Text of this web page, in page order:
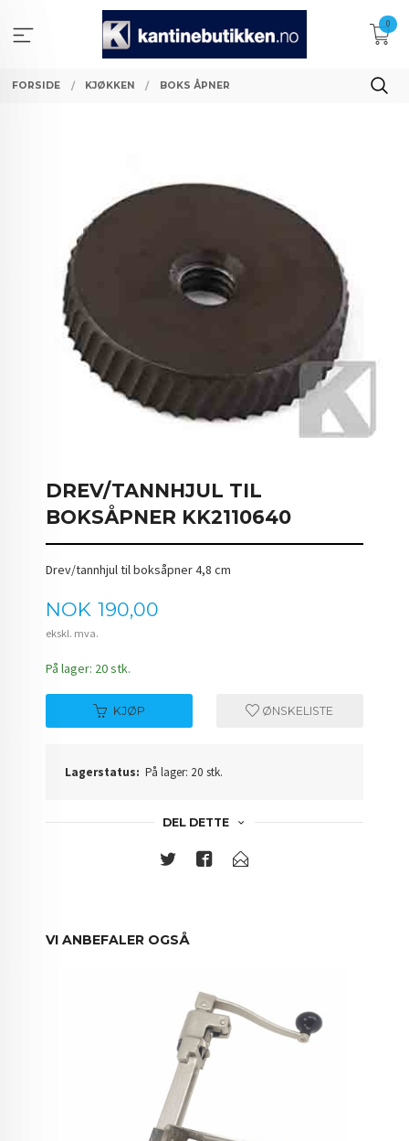
innholdet
0
FORSIDE KJØKKEN BOKS ÅPNER
DREV/TANNHJUL TIL
BOKSÅPNER KK2110640
Drev/tannhjul til boksåpner 4,8 cm
Pris
NOK 190,00
ekskl. mva.
På lager: 20 stk.
KJØP ØNSKELISTE
Lagerstatus: På lager: 20 stk.
DEL DETTE
VI ANBEFALER OGSÅ